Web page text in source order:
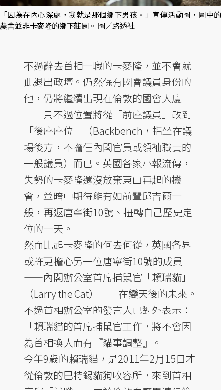
「因為在內心深處，我就是那個鄉下男孩。」宣傳活動圖，圖中的
農舍並非卡麥隆的鄉下莊園。 圖／路透社
不過辭去首相一職的卡麥隆，並不會就
此退出政壇。仍然保有國會議員身份的
他，仍將繼續出現在倫敦的國會大廈
——只不過位置將從「前座議員」改到
「後座座位」（Backbench，指坐在議
場後方，不擔任內閣官員或領袖職責的
一般議員）而已。英國各家小報流傳，
失勢的卡麥隆還沒放棄東山再起的機
會，並暗中期待能有如前輩邱吉爾一
般，再返唐寧街10號、扭轉自己歷史定
位的一天。
然而比起卡麥隆的何去何從，英國各界
或許更擔心另一位唐寧街10號的成員
——內閣辦公室首席捕鼠官「賴瑞貓」
（Larry the Cat）——在變天後的未來。
不過首相辦公室的發言人已對外表示：
「賴瑞貓的首席捕鼠官工作，將不會因
為首相換人而有『貓事調整』。」
今年9歲的賴瑞貓，是2011年2月15日才
從倫敦的巴特錫貓狗收容所，來到首相